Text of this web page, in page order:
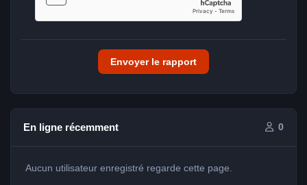
Envoyer le rapport
En ligne récemment 0
Aucun utilisateur enregistré regarde cette page.